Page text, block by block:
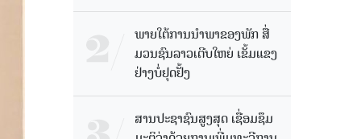
ພາຍໃຕ້ການນໍາພາຂອງພັກ ສື່
ມວນຊົນລາວເຕີບໃຫຍ່ ເຂັ້ມແຂງ
ຢ່າງບໍ່ຢຸດຢັ້ງ
ສານປະຊາຊົນສູງສຸດ ເຊື່ອມຊຶມ